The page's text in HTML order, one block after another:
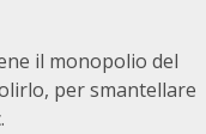
il monopolio del
per smantellare